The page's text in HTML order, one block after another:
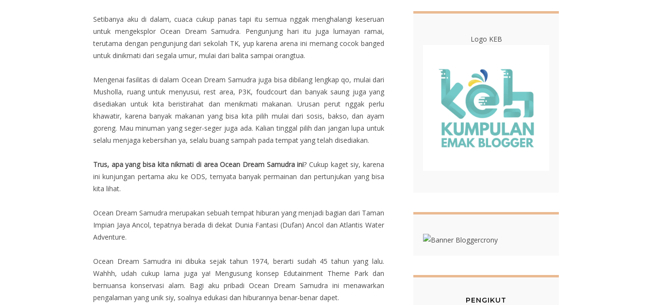
Setibanya aku di dalam, cuaca cukup panas tapi itu semua nggak menghalangi keseruan
untuk mengeksplor Ocean Dream Samudra. Pengunjung hari itu juga lumayan ramai,
terutama dengan pengunjung dari sekolah TK, yup karena arena ini memang cocok banged
untuk dinikmati dari segala umur, mulai dari balita sampai orangtua.
Mengenai fasilitas di dalam Ocean Dream Samudra juga bisa dibilang lengkap qo, mulai dari
Musholla, ruang untuk menyusui, rest area, P3K, foudcourt dan banyak saung juga yang
disediakan untuk kita beristirahat dan menikmati makanan. Urusan perut nggak perlu
khawatir, karena banyak makanan yang bisa kita pilih mulai dari sosis, bakso, dan ayam
goreng. Mau minuman yang seger-seger juga ada. Kalian tinggal pilih dan jangan lupa untuk
selalu menjaga kebersihan ya, selalu buang sampah pada tempat yang telah disediakan.
Trus, apa yang bisa kita nikmati di area Ocean Dream Samudra ini? Cukup kaget siy, karena
ini kunjungan pertama aku ke ODS, ternyata banyak permainan dan pertunjukan yang bisa
kita lihat.
Ocean Dream Samudra merupakan sebuah tempat hiburan yang menjadi bagian dari Taman
Impian Jaya Ancol, tepatnya berada di dekat Dunia Fantasi (Dufan) Ancol dan Atlantis Water
Adventure.
Ocean Dream Samudra ini dibuka sejak tahun 1974, berarti sudah 45 tahun yang lalu.
Wahhh, udah cukup lama juga ya! Mengusung konsep Edutainment Theme Park dan
bernuansa konservasi alam. Bagi aku pribadi Ocean Dream Samudra ini menawarkan
pengalaman yang unik siy, soalnya edukasi dan hiburannya benar-benar dapet.
Logo KEB
PENGIKUT